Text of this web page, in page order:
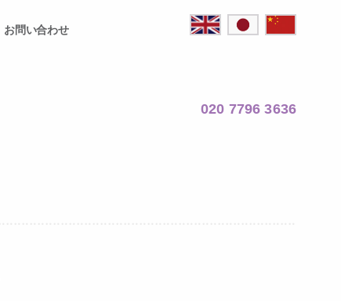
お問い合わせ
020 7796 3636